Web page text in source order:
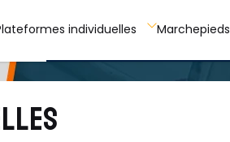
individuelles Marchepieds